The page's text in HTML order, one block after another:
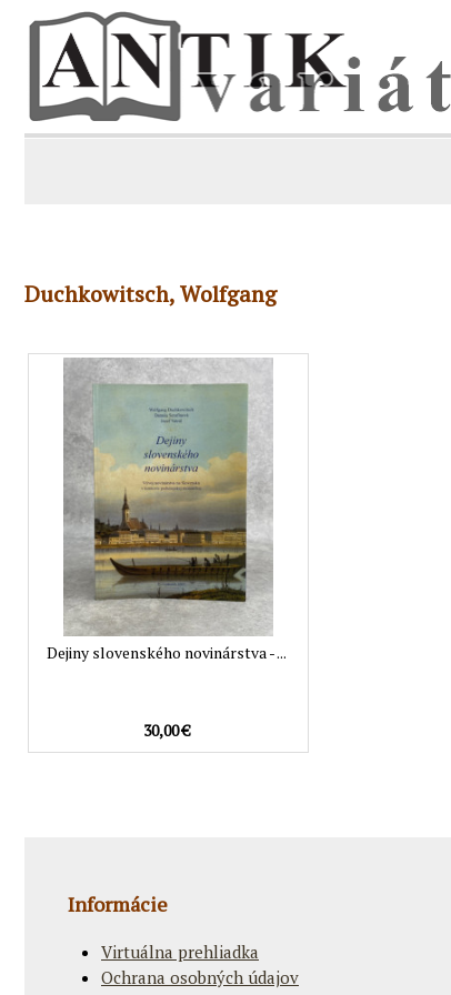
Duchkowitsch, Wolfgang
Dejiny slovenského novinárstva - ...
30,00 €
Informácie
Virtuálna prehliadka
Ochrana osobných údajov